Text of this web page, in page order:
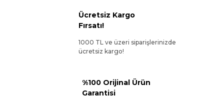
Ücretsiz Kargo
Fırsatı!
1000 TL ve üzeri siparişlerinizde
ücretsiz kargo!
%100 Orijinal Ürün
Garantisi